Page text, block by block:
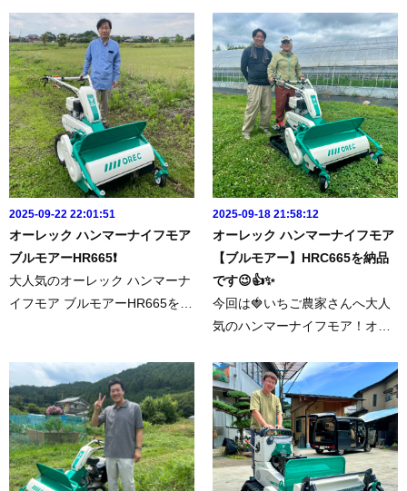
フモア オーレック HRC665にス
テップセットを装着して納品で
す👍▶︎今回の商品はこちらオー
レック HRC665https://www.famt
e...
回の商品はこちらhttps://www.fa
mtec.jp/shopping/10/この度はフ
ァムテク！をご利用いただき
ま...
2025-09-22 22:01:51
オーレック ハンマーナイフモア
ブルモアーHR665❗️
大人気のオーレック ハンマーナ
イフモア ブルモアーHR665を納
のハンマーナイフモアです。草
刈機のことならオーレック❗️オー
レックのことならファム...
2025-09-18 21:58:12
オーレック ハンマーナイフモア
【ブルモアー】HRC665を納品
です😉👍✨
今回は🍓いちご農家さんへ大人
気のハンマーナイフモア！オー
を納品させていただきました❗️htt
ps://www.famtec.jp/shopping/10/
クローラー式のハンマーナイフ
モアです。立ち乗りステップ...